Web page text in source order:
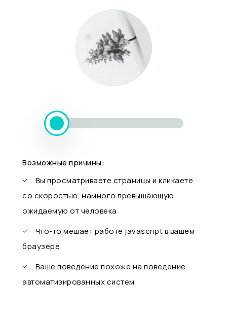
Возможные причины:
Вы просматриваете страницы и кликаете
со скоростью, намного превышающую
ожидаемую от человека
Что-то мешает работе javascript в вашем
браузере
Ваше поведение похоже на поведение
автоматизированных систем